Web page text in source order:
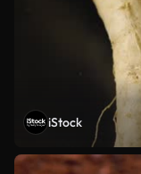
iStock